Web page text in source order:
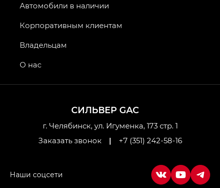
СИЛЬВЕР GAC
г. Челябинск, ул. Игуменка, 173 стр. 1
Заказать звонок
| +7 (351) 242-58-16
Автомобили в наличии
Корпоративным клиентам
Владельцам
О нас